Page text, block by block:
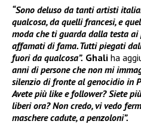
“Sono deluso da tanti artisti
qualcosa, da quelli francesi, e
moda che ti guarda dalla testa
affamati di fama. Tutti piegati
fuori da qualcosa”. Ghali ha
anni di persone che non mi
silenzio di fronte al genocidio in
Avete più like e follower? Siete
liberi ora? Non credo, vi vedo
maschere cadute, a penzoloni”.